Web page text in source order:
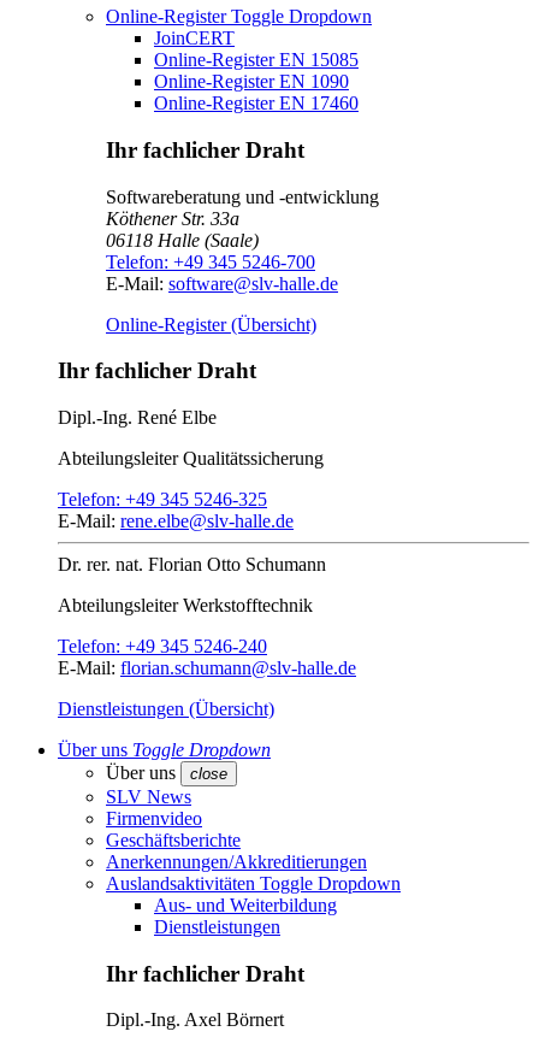
Online-RegisterToggle Dropdown
JoinCERT
Online-Register EN 15085
Online-Register EN 1090
Online-Register EN 17460
Ihr fachlicher Draht
Softwareberatung und -entwicklung
Köthener Str. 33a
06118 Halle (Saale)
Telefon: +49 345 5246-700
E-Mail: software@slv-halle.de
Online-Register (Übersicht)
Ihr fachlicher Draht
Dipl.-Ing. René Elbe
AbteilungsleiterQualitätssicherung
Telefon: +49 345 5246-325
E-Mail: rene.elbe@slv-halle.de
Dr. rer. nat. Florian Otto Schumann
AbteilungsleiterWerkstofftechnik
Telefon: +49 345 5246-240
E-Mail: florian.schumann@slv-halle.de
Dienstleistungen (Übersicht)
Über uns Toggle Dropdown
Über uns
close
SLV News
Firmenvideo
Geschäftsberichte
Anerkennungen/Akkreditierungen
Auslandsaktivitäten Toggle Dropdown
Aus- und Weiterbildung
Dienstleistungen
Ihr fachlicher Draht
Dipl.-Ing. Axel Börnert